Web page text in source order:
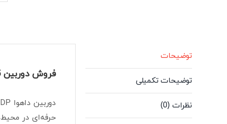
توضیحات
توضیحات تکمیلی
نظرات (0)
فروش دوربین 5 مگاپیکسلی داهوا مدل DH-HAC-HFW1500DP
دوربین داهوا DH-HAC-HFW1500DP، یک